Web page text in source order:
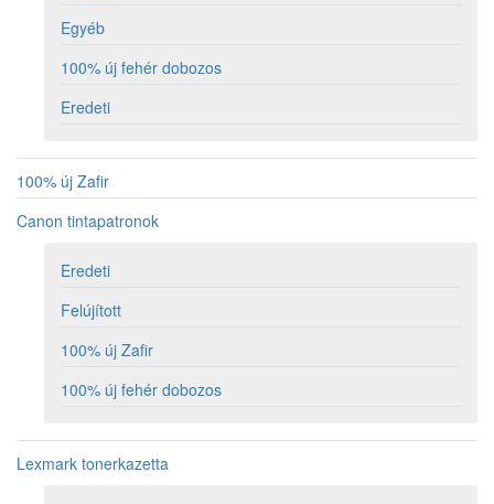
Egyéb
100% új fehér dobozos
Eredeti
100% új Zafir
Canon tintapatronok
Eredeti
Felújított
100% új Zafir
100% új fehér dobozos
Lexmark tonerkazetta